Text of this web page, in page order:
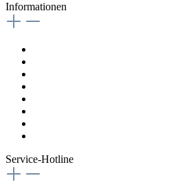
Informationen
Service-Hotline